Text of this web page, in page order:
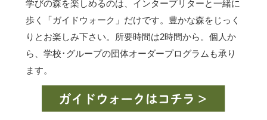
学びの森を楽しめるのは、インタープリターと一緒に
歩く「ガイドウォーク」だけです。豊かな森をじっく
りとお楽しみ下さい。所要時間は2時間から。個人か
ら、学校･グループの団体オーダープログラムも承り
ます。